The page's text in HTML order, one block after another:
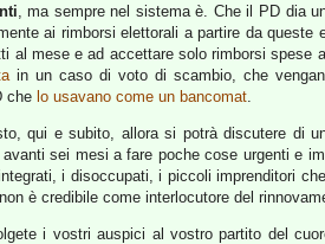
, ma sempre nel sistema è. Che il PD dia
ai rimborsi elettorali a partire da
al mese e ad accettare solo rimborsi
in un caso di voto di scambio, che
che lo usavano come un bancomat.
qui e subito, allora si potrà discutere di
sei mesi a fare poche cose urgenti e
i disoccupati, i piccoli imprenditori
è credibile come interlocutore del
i vostri auspici al vostro partito del